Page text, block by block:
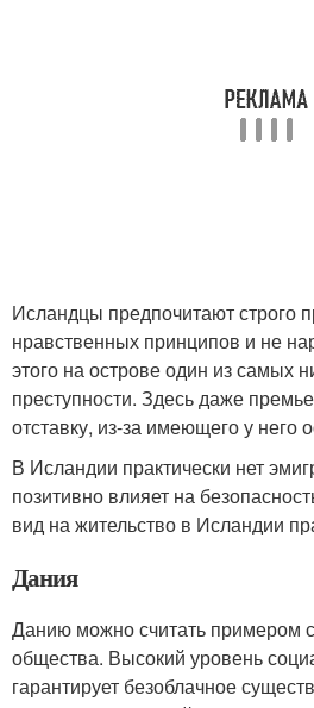
Исландцы предпочитают строго
нравственных принципов и не
этого на острове один из самых
преступности. Здесь даже
отставку, из-за имеющего у него
В Исландии практически нет
позитивно влияет на
вид на жительство в Исландии
Дания
Данию можно считать примером
общества. Высокий уровень
гарантирует безоблачное